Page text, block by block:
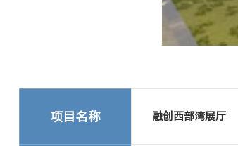
项目名称 融创西部湾展厅